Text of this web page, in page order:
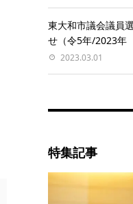
東大和市議会議員
せ（令5年/2023
2023.03.01
特集記事